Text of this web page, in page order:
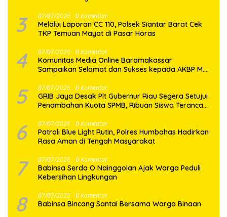
3 07/07/2026 0 Komentar
Melalui Laporan CC 110, Polsek Siantar Barat Cek
TKP Temuan Mayat di Pasar Horas
4 07/07/2026 0 Komentar
Komunitas Media Online Baramakassar
Sampaikan Selamat dan Sukses kepada AKBP M.
5 07/07/2026 0 Komentar
GRIB Jaya Desak Plt Gubernur Riau Segera Setujui
Penambahan Kuota SPMB, Ribuan Siswa Terancam
6 07/07/2026 0 Komentar
Patroli Blue Light Rutin, Polres Humbahas Hadirkan
Rasa Aman di Tengah Masyarakat
7 07/07/2026 0 Komentar
Babinsa Serda O Nainggolan Ajak Warga Peduli
Kebersihan Lingkungan
8 07/07/2026 0 Komentar
Babinsa Bincang Santai Bersama Warga Binaan